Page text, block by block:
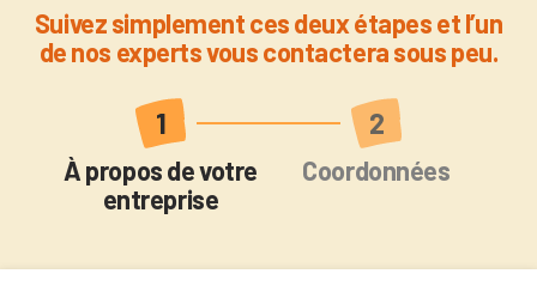
Suivez simplement ces deux étapes et l’un
de nos experts vous contactera sous peu.
Actuel
À propos de votre
entreprise
Coordonnées